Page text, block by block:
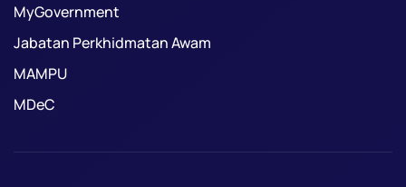
MyGovernment
Jabatan Perkhidmatan Awam
MAMPU
MDeC